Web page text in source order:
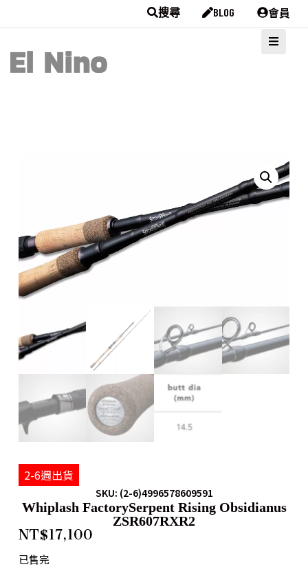
搜尋 BLOG 會員
2-6週出貨
SKU: (2-6)4996578609591
Whiplash FactorySerpent Rising Obsidianus
ZSR607RXR2
NT$17,100
已售完